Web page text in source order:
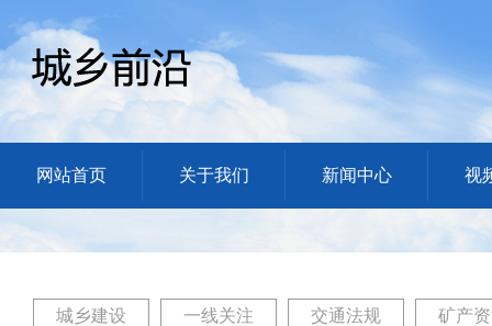
网站首页 关于我们 新闻中心 视
城乡建设 一线关注 交通法规 矿产